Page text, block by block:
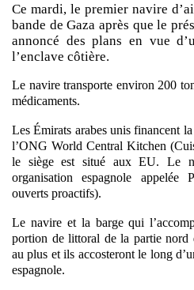
Ce mardi, le premier navire
bande de Gaza après que le
annoncé des plans en vue
l’enclave côtière.
Le navire transporte environ 200
médicaments.
Les Émirats arabes unis financent
l’ONG World Central Kitchen
le siège est situé aux EU. Le
organisation espagnole appelée
ouverts proactifs).
Le navire et la barge qui
portion de littoral de la partie nord
au plus et ils accosteront le long
espagnole.